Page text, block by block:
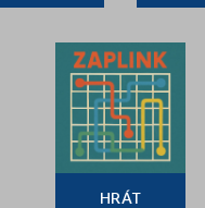
HRÁT